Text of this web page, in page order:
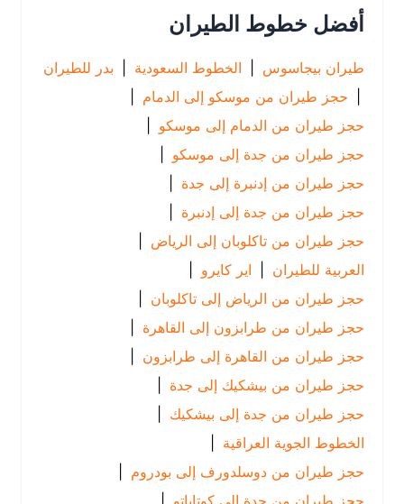
أفضل خطوط الطيران
طيران بيجاسوس | الخطوط السعودية | بدر للطيران
حجز طيران من موسكو إلى الدمام
|
حجز طيران من الدمام إلى موسكو |
حجز طيران من جدة إلى موسكو |
حجز طيران من إدنبرة إلى جدة
حجز طيران من جدة إلى إدنبرة |
حجز طيران من تاكلوبان إلى الرياض
|
العربية للطيران | اير كايرو
|
حجز طيران من الرياض إلى تاكلوبان |
حجز طيران من طرابزون إلى القاهرة |
حجز طيران من القاهرة إلى طرابزون |
حجز طيران من بيشكيك إلى جدة
حجز طيران من جدة إلى بيشكيك |
الخطوط الجوية العراقية
حجز طيران من دوسلدورف إلى بودروم |
حجز طيران من جدة إلى كوتاباتو |